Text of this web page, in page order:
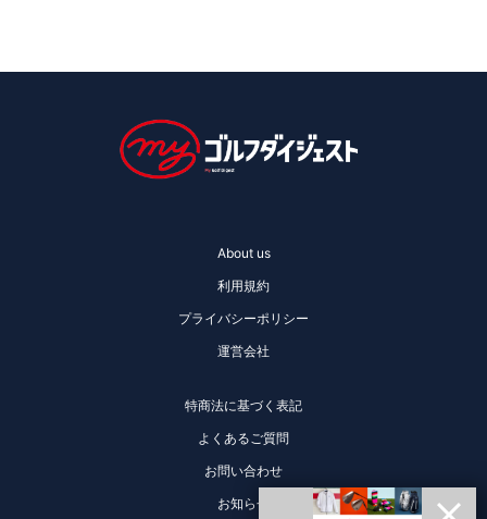
About us
利用規約
プライバシーポリシー
運営会社
特商法に基づく表記
よくあるご質問
お問い合わせ
お知らせ